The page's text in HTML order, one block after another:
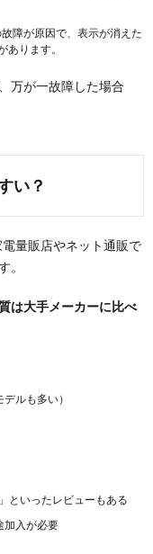
障が原因で、表示が消えた
ります。
万が一故障した場合
い？
量販店やネット通販で
。
は大手メーカーに比べ
ルも多い）
といったレビューもある
加入が必要